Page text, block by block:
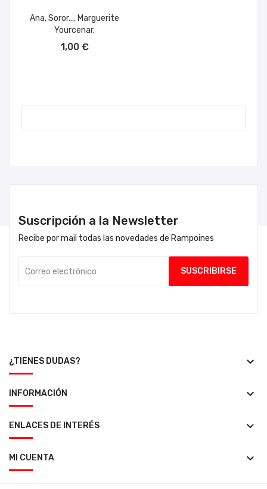
Ana, Soror..., Marguerite
Yourcenar.
1,00 €
Suscripción a la Newsletter
Recibe por mail todas las novedades de Rampoines
¿TIENES DUDAS? keyboard_arrow_down
INFORMACIÓN keyboard_arrow_down
ENLACES DE INTERÉS keyboard_arrow_down
MI CUENTA keyboard_arrow_down